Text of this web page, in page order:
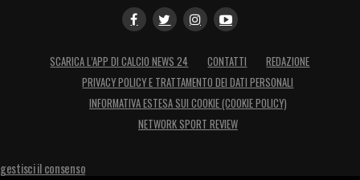
SCARICA L’APP DI CALCIO NEWS 24 CONTATTI
REDAZIONE
PRIVACY POLICY E TRATTAMENTO DEI DATI PERSONALI
INFORMATIVA ESTESA SUI COOKIE (COOKIE POLICY)
NETWORK SPORT REVIEW
gestisci il consenso